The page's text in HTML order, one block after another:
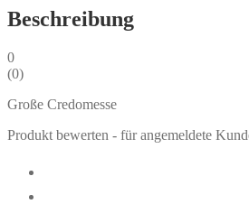
Beschreibung
0
(0)
Große Credomesse
Produkt bewerten - für angemeldete